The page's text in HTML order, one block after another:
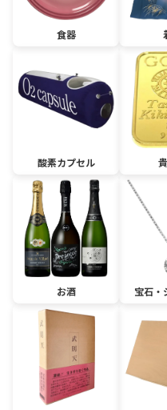
食器
酸素カプセル
お酒 宝石・